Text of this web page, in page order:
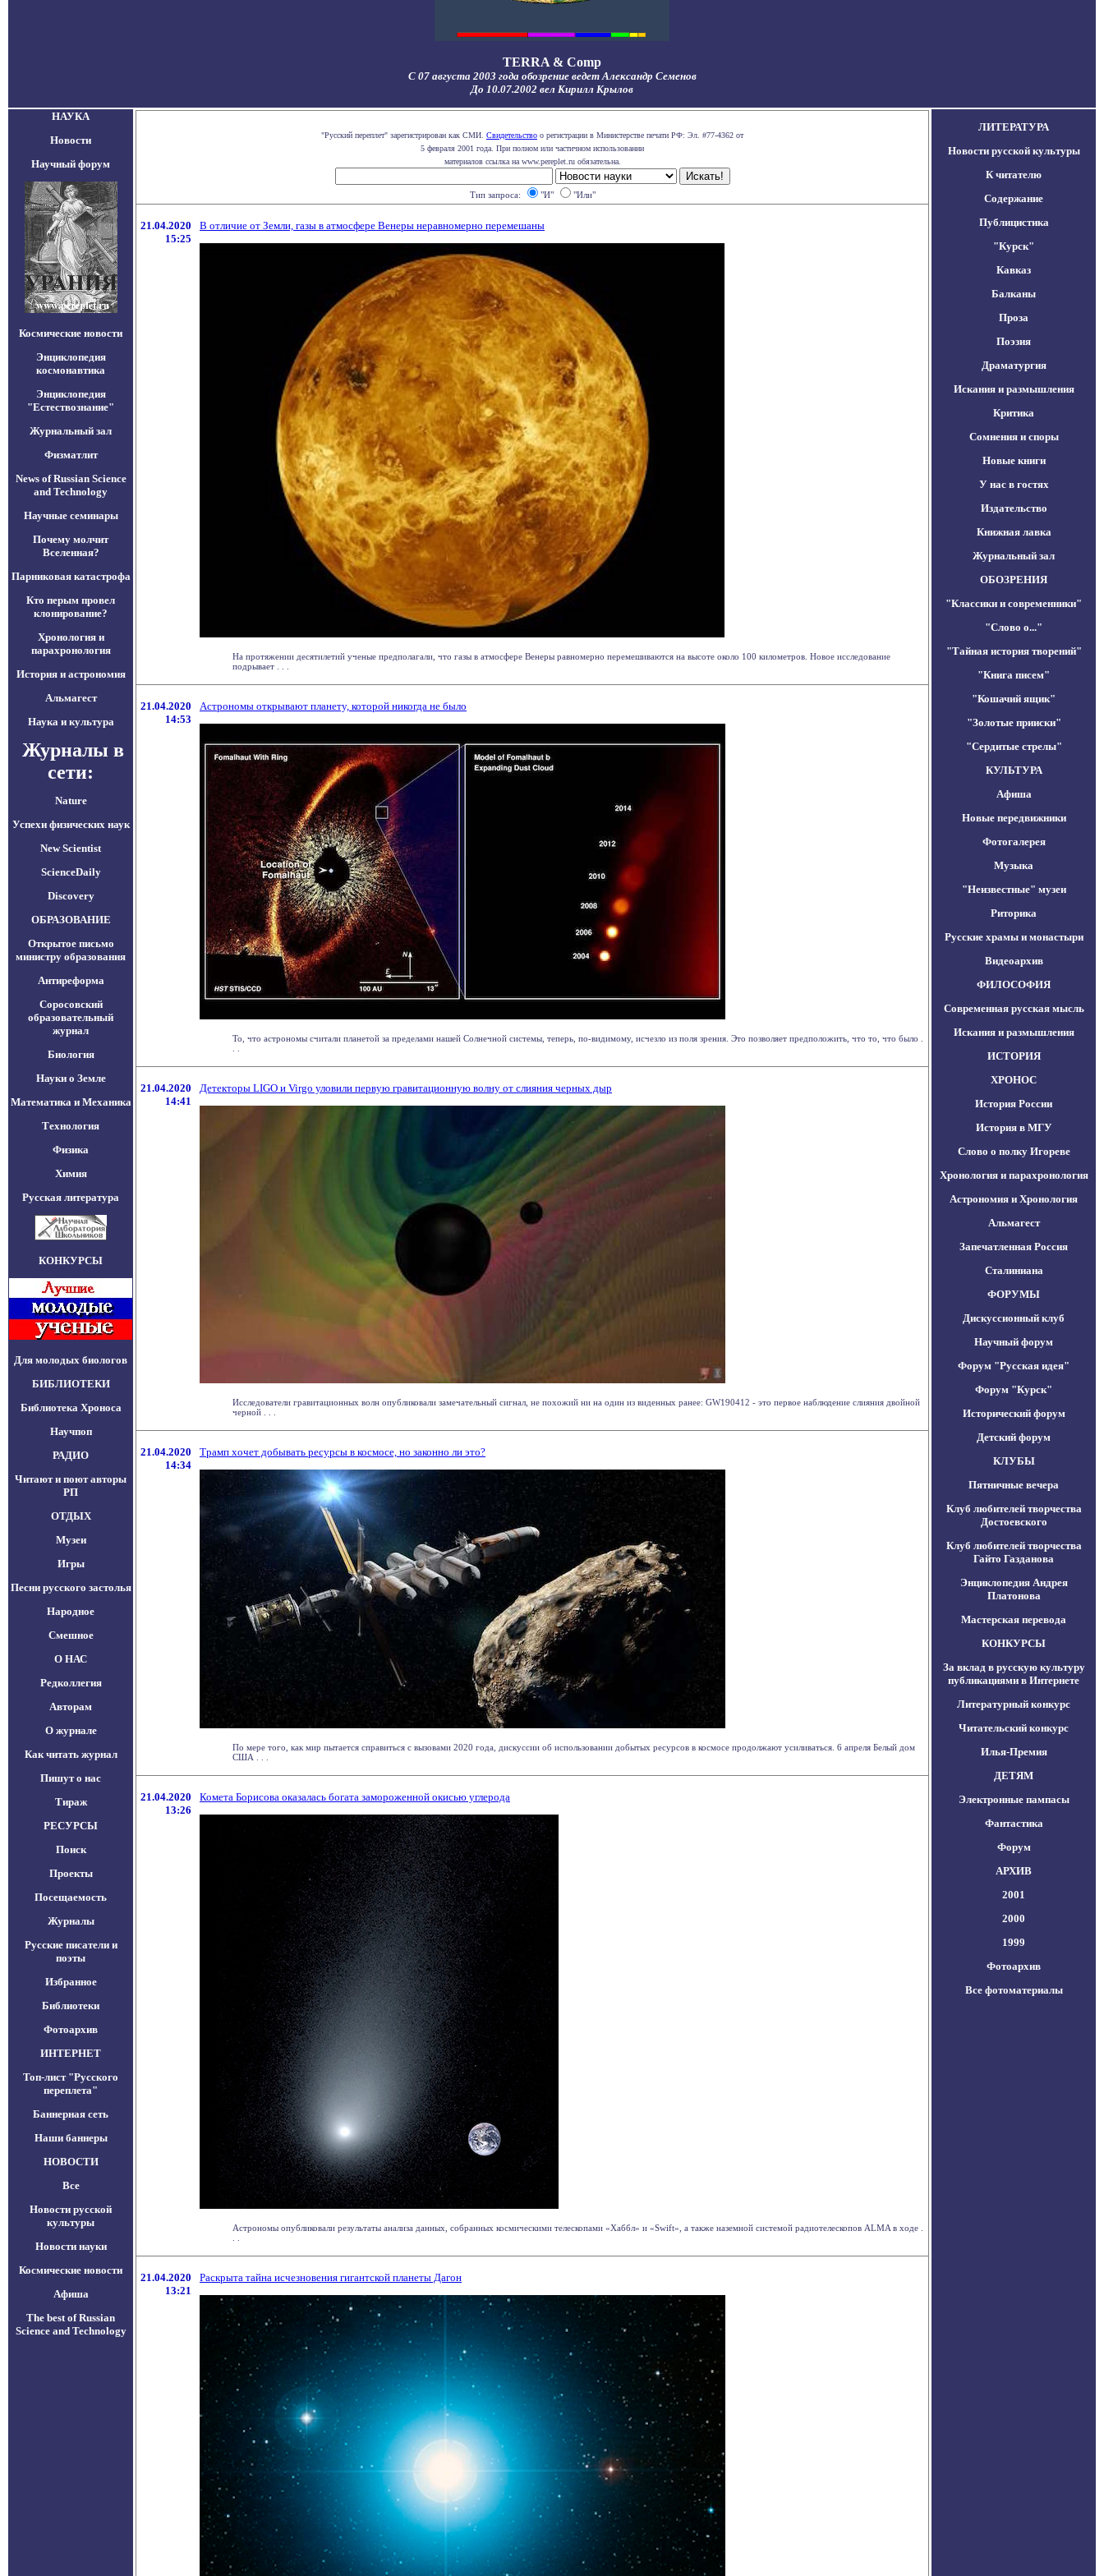
TERRA & Comp
С 07 августа 2003 года обозрение ведет Александр Семенов
До 10.07.2002 вел Кирилл Крылов
НАУКА
Новости
Научный форум
Космические новости
Энциклопедия
космонавтика
Энциклопедия
"Естествознание"
Журнальный зал
Физматлит
News of Russian Science
and Technology
Научные семинары
Почему молчит
Вселенная?
Парниковая катастрофа
Кто перым провел
клонирование?
Хронология и
парахронология
История и астрономия
Альмагест
Наука и культура
Журналы в
сети:
Nature
Успехи физических наук
New Scientist
ScienceDaily
Discovery
ОБРАЗОВАНИЕ
Открытое письмо
министру образования
Антиреформа
Соросовский
образовательный
журнал
Биология
Науки о Земле
Математика и Механика
Технология
Физика
Химия
Русская литература
КОНКУРСЫ
Для молодых биологов
БИБЛИОТЕКИ
Библиотека Хроноса
Научпоп
РАДИО
Читают и поют авторы
РП
ОТДЫХ
Музеи
Игры
Песни русского застолья
Народное
Смешное
О НАС
Редколлегия
Авторам
О журнале
Как читать журнал
Пишут о нас
Тираж
РЕСУРСЫ
Поиск
Проекты
Посещаемость
Журналы
Русские писатели и
поэты
Избранное
Библиотеки
Фотоархив
ИНТЕРНЕТ
Топ-лист "Русского
переплета"
Баннерная сеть
Наши баннеры
НОВОСТИ
Все
Новости русской
культуры
Новости науки
Космические новости
Афиша
The best of Russian
Science and Technology
"Русский переплет" зарегистрирован как СМИ. Свидетельство о регистрации в Министерстве печати РФ: Эл. #77-4362 от
5 февраля 2001 года. При полном или частичном использовании
материалов ссылка на www.pereplet.ru обязательна.
Тип запроса: "И" "Или"
21.04.2020
15:25
В отличие от Земли, газы в атмосфере Венеры неравномерно перемешаны
На протяжении десятилетий ученые предполагали, что газы в атмосфере Венеры равномерно перемешиваются на высоте около 100 километров. Новое исследование
подрывает . . .
21.04.2020
14:53
Астрономы открывают планету, которой никогда не было
То, что астрономы считали планетой за пределами нашей Солнечной системы, теперь, по-видимому, исчезло из поля зрения. Это позволяет предположить, что то, что было .
21.04.2020
14:41
Детекторы LIGO и Virgo уловили первую гравитационную волну от слияния черных дыр
Исследователи гравитационных волн опубликовали замечательный сигнал, не похожий ни на один из виденных ранее: GW190412 - это первое наблюдение слияния двойной
черной . . .
21.04.2020
14:34
Трамп хочет добывать ресурсы в космосе, но законно ли это?
По мере того, как мир пытается справиться с вызовами 2020 года, дискуссии об использовании добытых ресурсов в космосе продолжают усиливаться. 6 апреля Белый дом
США . . .
21.04.2020
13:26
Комета Борисова оказалась богата замороженной окисью углерода
Астрономы опубликовали результаты анализа данных, собранных космическими телескопами «Хаббл» и «Swift», а также наземной системой радиотелескопов ALMA в ходе .
21.04.2020
13:21
Раскрыта тайна исчезновения гигантской планеты Дагон
ЛИТЕРАТУРА
Новости русской культуры
К читателю
Содержание
Публицистика
"Курск"
Кавказ
Балканы
Проза
Поэзия
Драматургия
Искания и размышления
Критика
Сомнения и споры
Новые книги
У нас в гостях
Издательство
Книжная лавка
Журнальный зал
ОБОЗРЕНИЯ
"Классики и современники"
"Слово о..."
"Тайная история творений"
"Книга писем"
"Кошачий ящик"
"Золотые прииски"
"Сердитые стрелы"
КУЛЬТУРА
Афиша
Новые передвижники
Фотогалерея
Музыка
"Неизвестные" музеи
Риторика
Русские храмы и монастыри
Видеоархив
ФИЛОСОФИЯ
Современная русская мысль
Искания и размышления
ИСТОРИЯ
ХРОНОС
История России
История в МГУ
Слово о полку Игореве
Хронология и парахронология
Астрономия и Хронология
Альмагест
Запечатленная Россия
Сталиниана
ФОРУМЫ
Дискуссионный клуб
Научный форум
Форум "Русская идея"
Форум "Курск"
Исторический форум
Детский форум
КЛУБЫ
Пятничные вечера
Клуб любителей творчества
Достоевского
Клуб любителей творчества
Гайто Газданова
Энциклопедия Андрея
Платонова
Мастерская перевода
КОНКУРСЫ
За вклад в русскую культуру
публикациями в Интернете
Литературный конкурс
Читательский конкурс
Илья-Премия
ДЕТЯМ
Электронные пампасы
Фантастика
Форум
АРХИВ
2001
2000
1999
Фотоархив
Все фотоматериалы